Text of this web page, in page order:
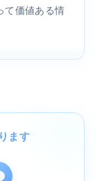
て価値ある情
ます